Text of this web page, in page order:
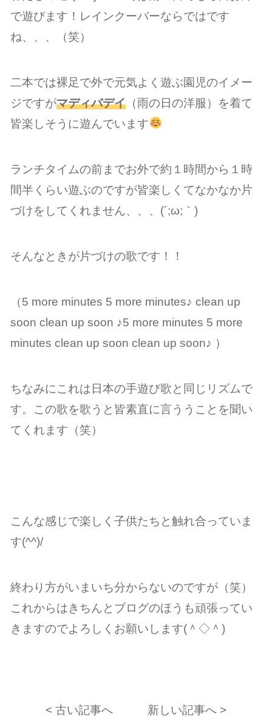
で遊びます！レインクーバーならではです
ね、、、（笑）
二本では裸足で外で元気よく遊ぶ園児のイメー
ジですがマディバデイ （雨の日の洋服）を着て
皆楽しそうに遊んでいます
ランチタイムの前までお外で約１時間から１時
間半くらい遊ぶのですが皆楽しくてなかなか片
づけをしてくれません、、、(´;ω;｀)
そんなときが片づけの歌です！！
（5 more minutes 5 more minutes♪ clean up
soon clean up soon ♪5 more minutes 5 more
minutes clean up soon clean up soon♪ ）
ちなみにこれは日本の手遊び歌と同じリズムで
す。この歌を歌うと皆素直に言ううことを聞い
てくれます（笑）
こんな感じで楽しく子供たちと触れ合っていま
す(^^)/
終わり方がいまいち分からないのですが（笑）
これからはきちんとブログのほうも頑張ってい
きますのでよろしくお願いします(＾◇＾)
< 古い記事へ 新しい記事へ >